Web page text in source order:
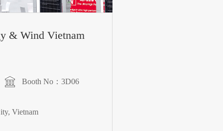
& Wind Vietnam
Booth No：3D06
Vietnam